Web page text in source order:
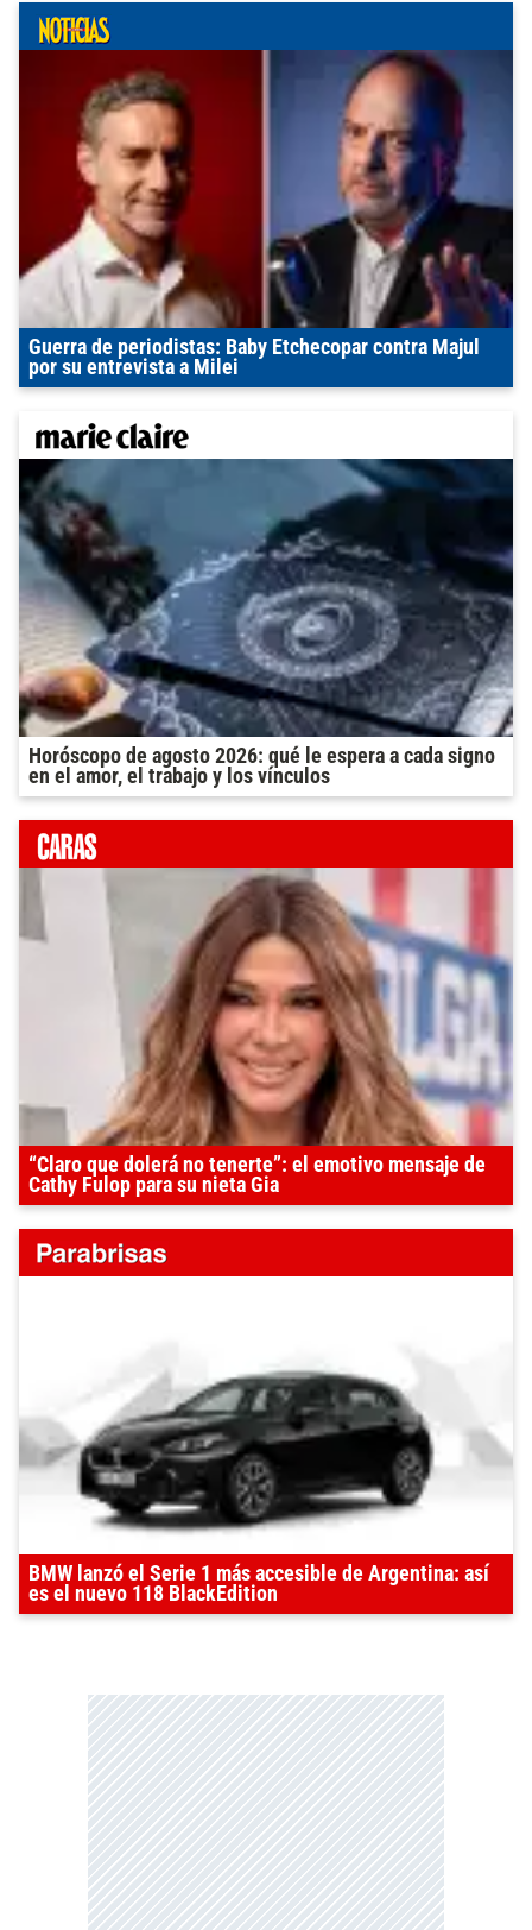
Guerra de periodistas: Baby Etchecopar contra Majul
por su entrevista a Milei
Horóscopo de agosto 2026: qué le espera a cada signo
en el amor, el trabajo y los vínculos
“Claro que dolerá no tenerte”: el emotivo mensaje de
Cathy Fulop para su nieta Gia
BMW lanzó el Serie 1 más accesible de Argentina: así
es el nuevo 118 BlackEdition